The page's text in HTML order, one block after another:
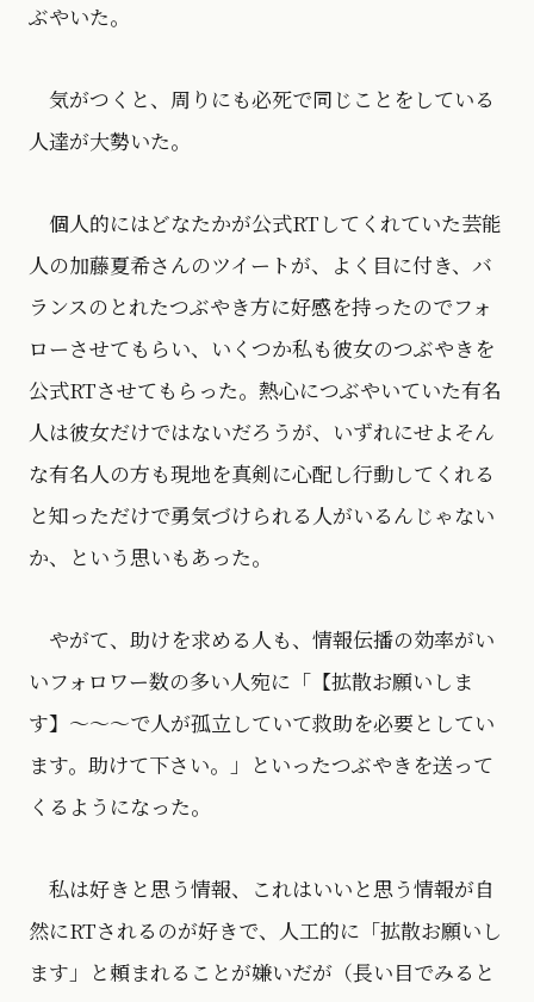
ぶやいた。
気がつくと、周りにも必死で同じことをしている
人達が大勢いた。
個人的にはどなたかが公式RTしてくれていた芸能
人の加藤夏希さんのツイートが、よく目に付き、バ
ランスのとれたつぶやき方に好感を持ったのでフォ
ローさせてもらい、いくつか私も彼女のつぶやきを
公式RTさせてもらった。熱心につぶやいていた有名
人は彼女だけではないだろうが、いずれにせよそん
な有名人の方も現地を真剣に心配し行動してくれる
と知っただけで勇気づけられる人がいるんじゃない
か、という思いもあった。
やがて、助けを求める人も、情報伝播の効率がい
いフォロワー数の多い人宛に「【拡散お願いしま
す】〜〜〜で人が孤立していて救助を必要としてい
ます。助けて下さい。」といったつぶやきを送って
くるようになった。
私は好きと思う情報、これはいいと思う情報が自
然にRTされるのが好きで、人工的に「拡散お願いし
ます」と頼まれることが嫌いだが（長い目でみると